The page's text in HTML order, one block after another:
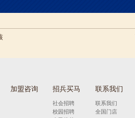
加盟咨询 招兵买马
社会招聘
校园招聘
联系我们
联系我们
全国门店